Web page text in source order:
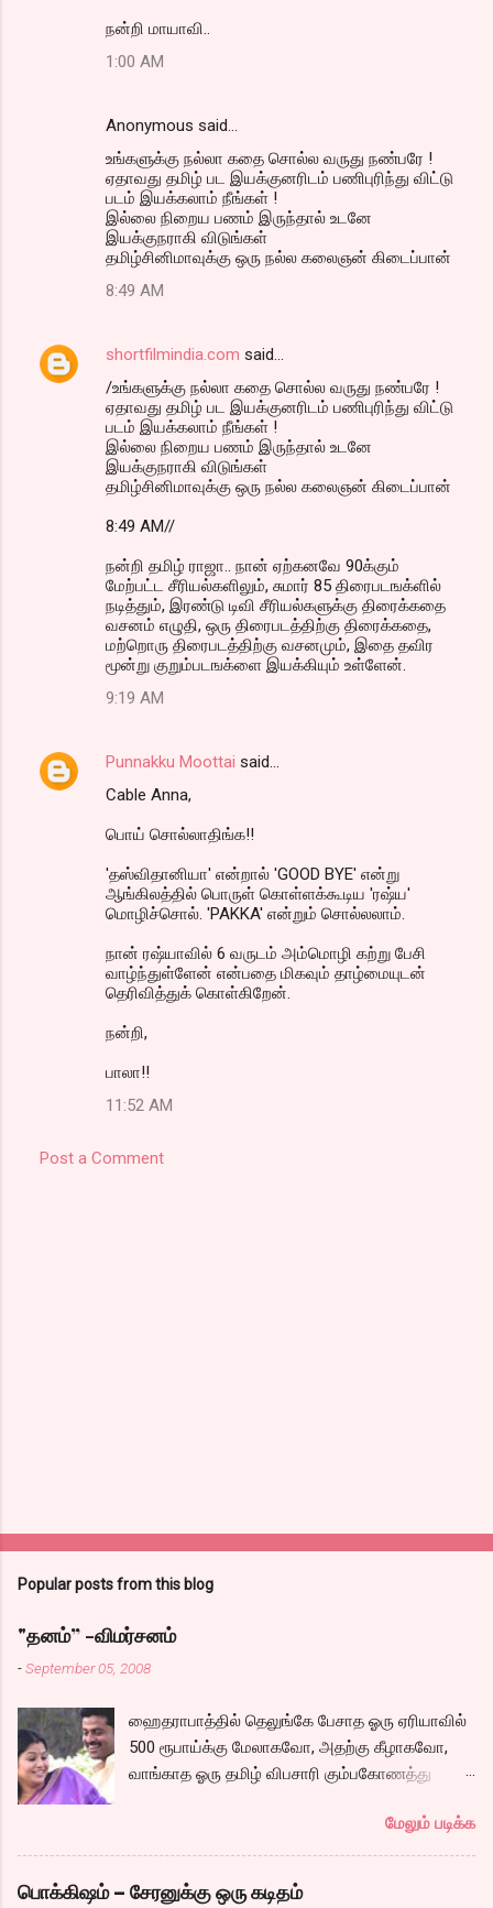
நன்றி மாயாவி..
1:00 AM
Anonymous said…
உங்களுக்கு நல்லா கதை சொல்ல வருது நண்பரே !
ஏதாவது தமிழ் பட இயக்குனரிடம் பணிபுரிந்து விட்டு
படம் இயக்கலாம் நீங்கள் !
இல்லை நிறைய பணம் இருந்தால் உடனே
இயக்குநராகி விடுங்கள்
தமிழ்சினிமாவுக்கு ஒரு நல்ல கலைஞன் கிடைப்பான்
8:49 AM
shortfilmindia.com said…
/உங்களுக்கு நல்லா கதை சொல்ல வருது நண்பரே !
ஏதாவது தமிழ் பட இயக்குனரிடம் பணிபுரிந்து விட்டு
படம் இயக்கலாம் நீங்கள் !
இல்லை நிறைய பணம் இருந்தால் உடனே
இயக்குநராகி விடுங்கள்
தமிழ்சினிமாவுக்கு ஒரு நல்ல கலைஞன் கிடைப்பான்
8:49 AM//
நன்றி தமிழ் ராஜா.. நான் ஏற்கனவே 90க்கும்
மேற்பட்ட சீரியல்களிலும், சுமார் 85 திரைபடஙக்ளில்
நடித்தும், இரண்டு டிவி சீரியல்களுக்கு திரைக்கதை
வசனம் எழுதி, ஒரு திரைபடத்திற்கு திரைக்கதை,
மற்றொரு திரைபடத்திற்கு வசனமும், இதை தவிர
மூன்று குறும்படஙக்ளை இயக்கியும் உள்ளேன்.
9:19 AM
Punnakku Moottai said…
Cable Anna,
பொய் சொல்லாதிங்க!!
'தஸ்விதானியா' என்றால் 'GOOD BYE' என்று
ஆங்கிலத்தில் பொருள் கொள்ளக்கூடிய 'ரஷ்ய'
மொழிச்சொல். 'PAKKA' என்றும் சொல்லலாம்.
நான் ரஷ்யாவில் 6 வருடம் அம்மொழி கற்று பேசி
வாழ்ந்துள்ளேன் என்பதை மிகவும் தாழ்மையுடன்
தெரிவித்துக் கொள்கிறேன்.
நன்றி,
பாலா!!
11:52 AM
Post a Comment
Popular posts from this blog
"தனம்” -விமர்சனம்
-September 05, 2008
ஹைதராபாத்தில் தெலுங்கே பேசாத ஓரு ஏரியாவில்
500 ரூபாய்க்கு மேலாகவோ, அதற்கு கீழாகவோ,
வாங்காத ஓரு தமிழ் விபசாரி கும்பகோணத்து
வாழ்கைபடுகிறாள். அவளுடய வாழ்கை எப்படி
அமைந்தது? என்ற ஓரு நல்ல லைனை , சங்கீதா
தன்னுடய இடுப்பை சுழற்றி, சுழற்றி நடப்பதை போல்
மேலும் படிக்க
பொக்கிஷம் – சேரனுக்கு ஒரு கடிதம்